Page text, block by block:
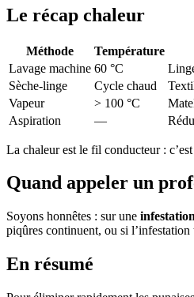
Le récap chaleur
Méthode Température
Lavage machine 60 °C
Sèche-linge
Cycle chaud
Vapeur
> 100 °C
Aspiration
—
La chaleur est le fil conducteur :
Quand appeler un
Soyons honnêtes : sur une
piqûres continuent, ou si
En résumé